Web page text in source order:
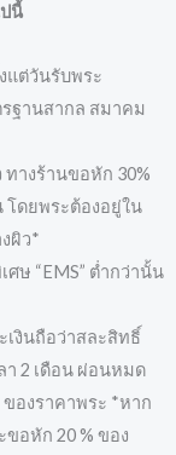
นี้
แต่วันรับพระ
ฐานสากล สมาคม
างร้านขอหัก 30%
ดยพระต้องอยู่ใน
ผิว*
ษ “EMS” ต่ำกว่านั้น
เงินถือว่าสละสิทธิ์
า 2 เดือน ผ่อนหมด
องราคาพระ *หาก
ขอหัก 20 % ของ